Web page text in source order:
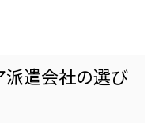
遣会社の選び